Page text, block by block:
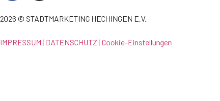
2026 © STADTMARKETING HECHINGEN E.V.
IMPRESSUM | DATENSCHUTZ | Cookie-Einstellungen